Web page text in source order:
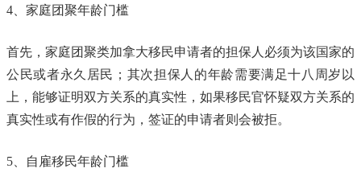
4、家庭团聚年龄门槛
首先，家庭团聚类加拿大移民申请者的担保人必须为该国家的
公民或者永久居民；其次担保人的年龄需要满足十八周岁以
上，能够证明双方关系的真实性，如果移民官怀疑双方关系的
真实性或有作假的行为，签证的申请者则会被拒。
5、自雇移民年龄门槛